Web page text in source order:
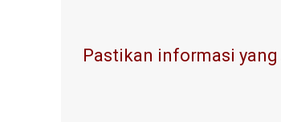
Pastikan informasi